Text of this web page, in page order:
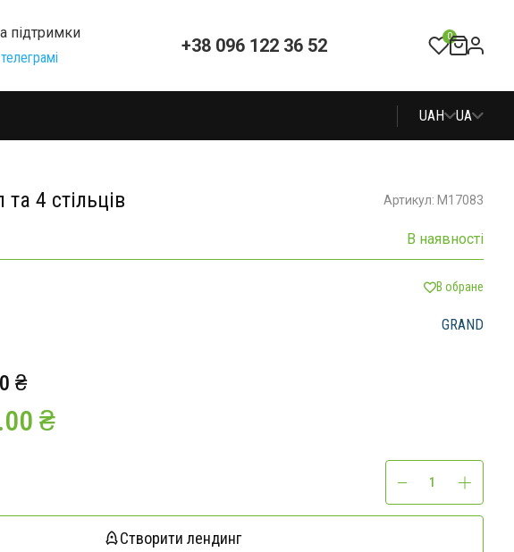
підтримки
+38 096 122 36 52 0
UAH UA
4 стільців Артикул: M17083
В наявності
В обране
GRAND
₴
₴
Створити лендинг